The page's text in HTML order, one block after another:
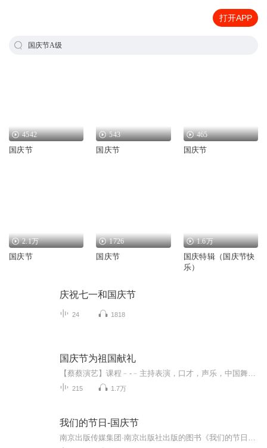
打开APP
国庆节A级
4542
国庆节
543
国庆节
465
国庆节
2.1万
国庆节
1726
国庆节
1.6万
国庆特辑（国庆节快
乐）
庆祝七一和国庆节
24 1818
国庆节为祖国献礼
215 1.7万
我们的节日-国庆节